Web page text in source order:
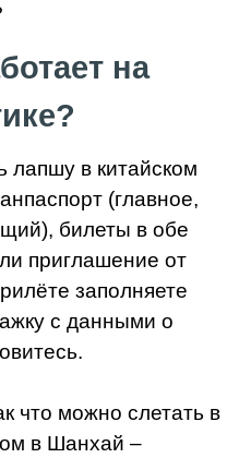
на
лапшу в китайском
(главное,
билеты в обе
приглашение от
заполняете
с данными о
что можно слетать в
в Шанхай –